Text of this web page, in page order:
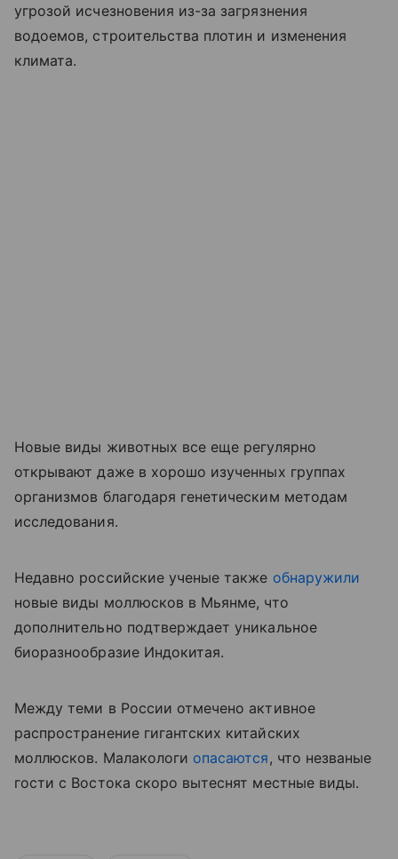
угрозой исчезновения из-за загрязнения
водоемов, строительства плотин и изменения
климата.
Новые виды животных все еще регулярно
открывают даже в хорошо изученных группах
организмов благодаря генетическим методам
исследования.
Недавно российские ученые также обнаружили
новые виды моллюсков в Мьянме, что
дополнительно подтверждает уникальное
биоразнообразие Индокитая.
Между теми в России отмечено активное
распространение гигантских китайских
моллюсков. Малакологи опасаются , что незваные
гости с Востока скоро вытеснят местные виды.